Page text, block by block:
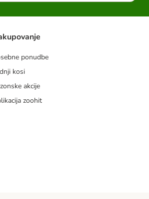
ponudbe
kosi
akcije
zoohit